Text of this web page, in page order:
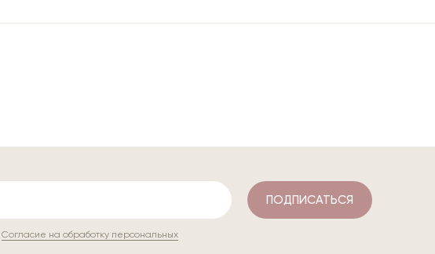
Согласие на обработку персональных
ПОДПИСАТЬСЯ